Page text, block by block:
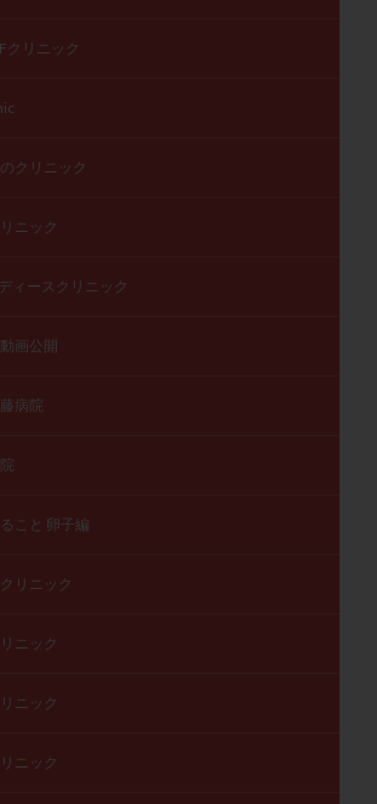
クリニック
クリニック
ニック
ィースクリニック
画公開
病院
こと 卵子編
リニック
ニック
ニック
ニック